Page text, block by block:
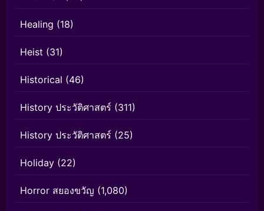
Healing (18)
Heist (31)
Historical (46)
History ประวัติศาสตร์ (311)
History ประวัติศาสตร์ (25)
Holiday (22)
Horror สยองขวัญ (1,080)